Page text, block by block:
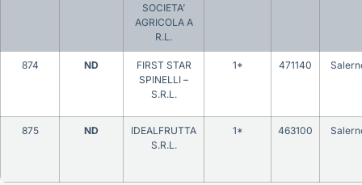
SOCIETA’
AGRICOLA A
R.L.
874 ND
FIRST STAR
SPINELLI –
S.R.L.
1* 471140
875 ND
IDEALFRUTTA
S.R.L.
1* 463100